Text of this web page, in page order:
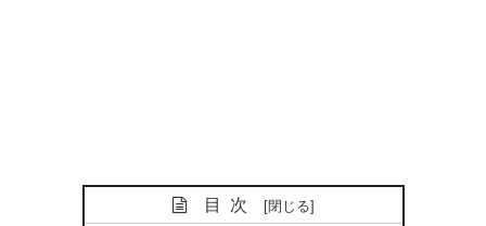
目次